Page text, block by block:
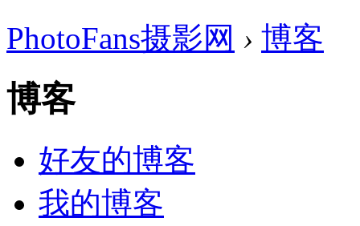
PhotoFans摄影网 › 博客
博客
好友的博客
我的博客